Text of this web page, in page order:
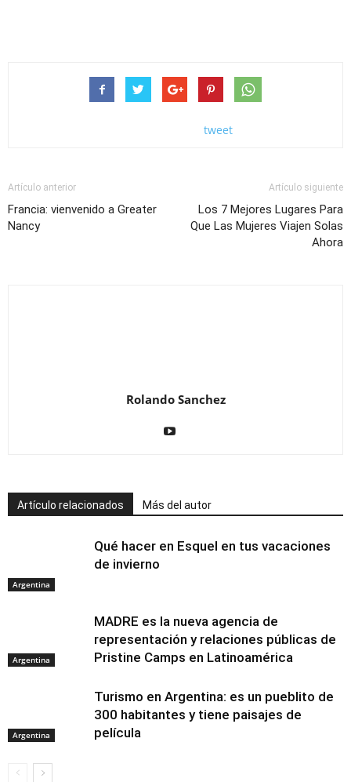
tweet
Artículo anterior
Francia: vienvenido a Greater
Nancy
Artículo siguiente
Los 7 Mejores Lugares Para
Que Las Mujeres Viajen Solas
Ahora
Rolando Sanchez
Artículo relacionados Más del autor
Argentina
Qué hacer en Esquel en tus vacaciones
de invierno
Argentina
MADRE es la nueva agencia de
representación y relaciones públicas de
Pristine Camps en Latinoamérica
Argentina
Turismo en Argentina: es un pueblito de
300 habitantes y tiene paisajes de
película